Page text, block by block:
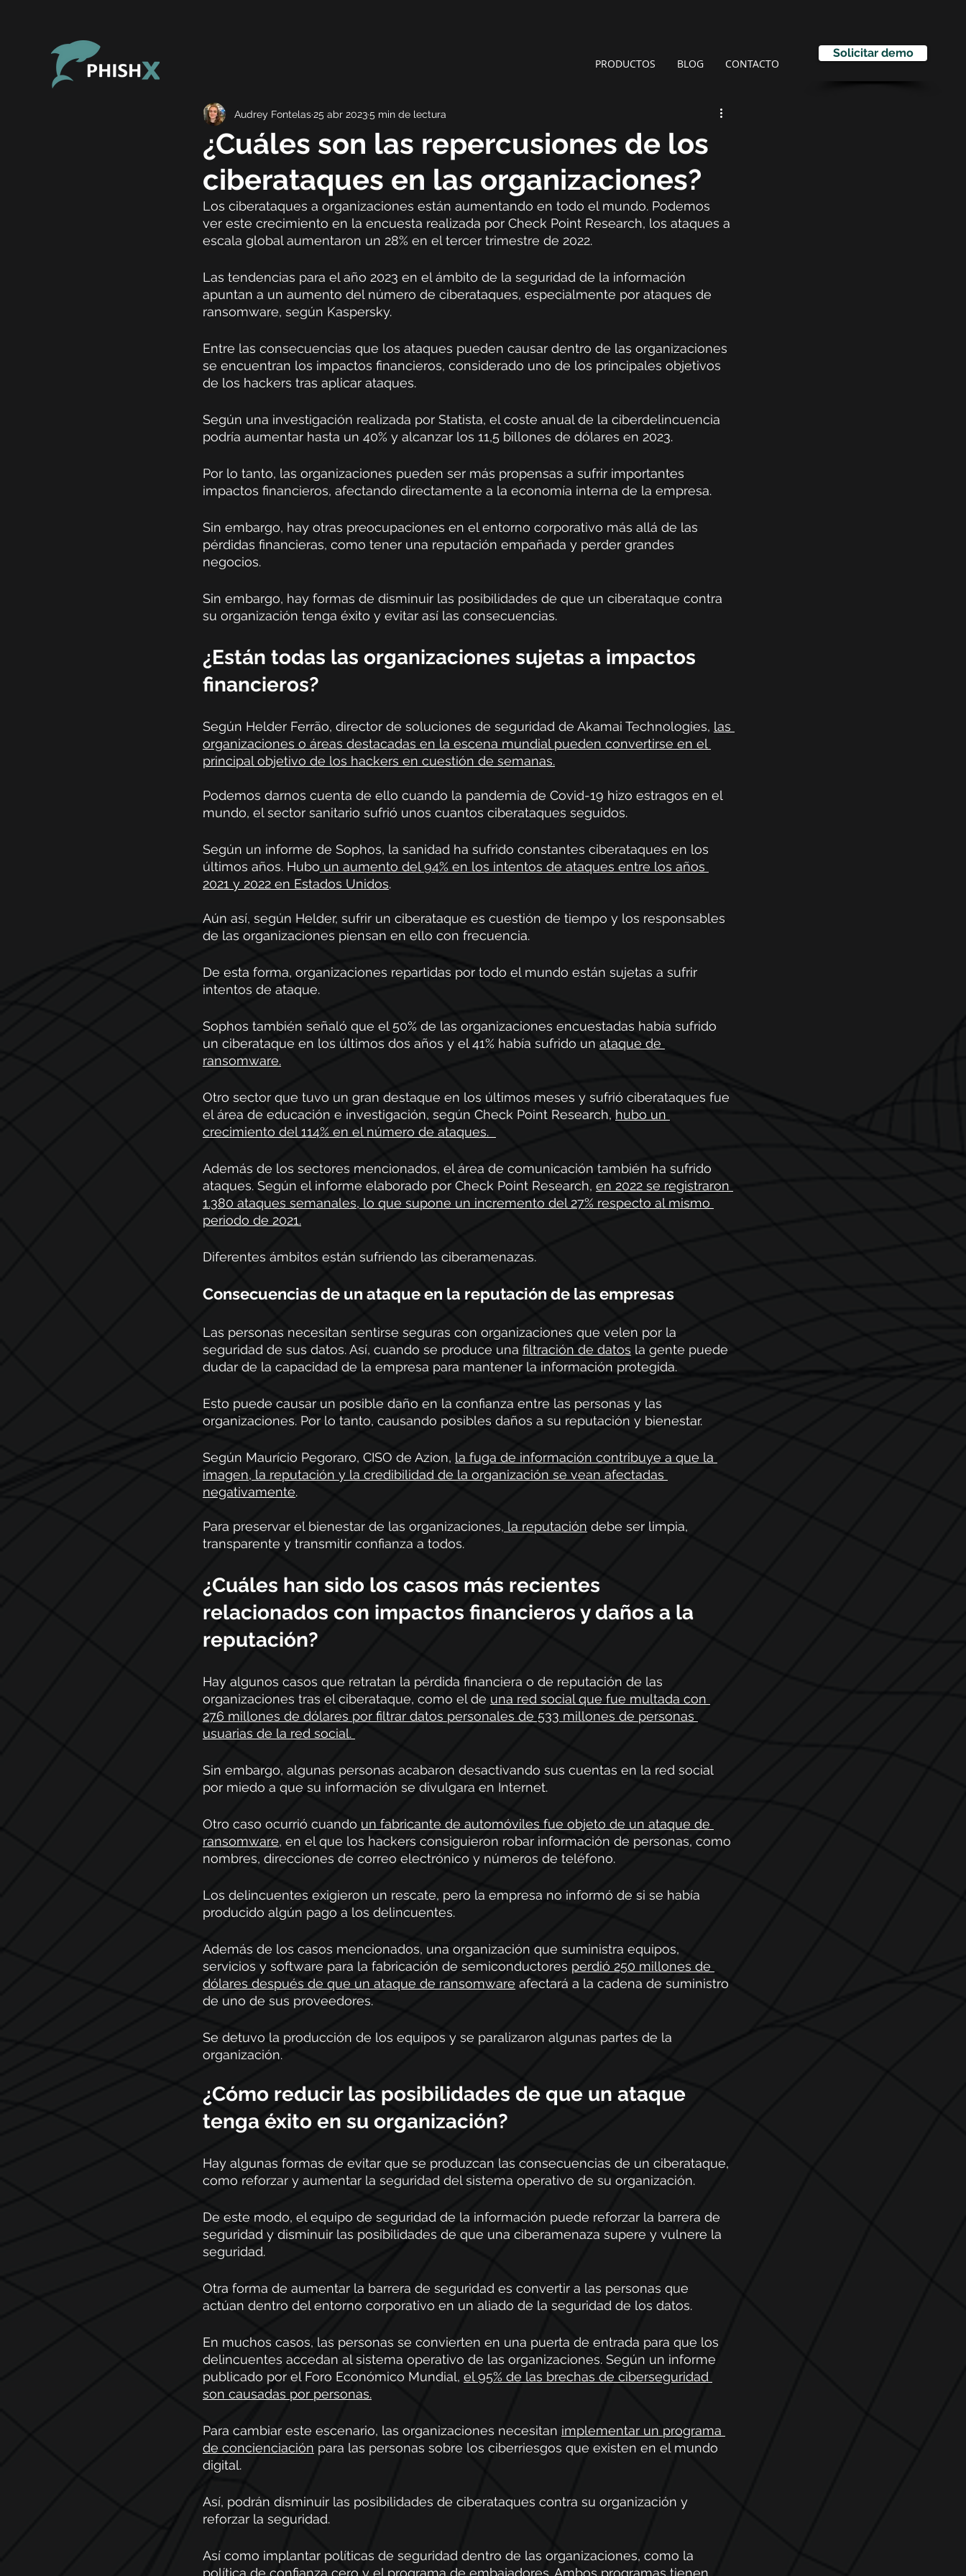
PRODUCTOS BLOG CONTACTO
Solicitar demo
¿Cuáles son las repercusiones de los
ciberataques en las organizaciones?
Audrey Fontelas25 abr 20235 min de lectura
Los ciberataques a organizaciones están aumentando en todo el mundo. Podemos
ver este crecimiento en la encuesta realizada por Check Point Research, los ataques a
escala global aumentaron un 28% en el tercer trimestre de 2022.
Las tendencias para el año 2023 en el ámbito de la seguridad de la información
apuntan a un aumento del número de ciberataques, especialmente por ataques de
ransomware, según Kaspersky.
Entre las consecuencias que los ataques pueden causar dentro de las organizaciones
se encuentran los impactos financieros, considerado uno de los principales objetivos
de los hackers tras aplicar ataques.
Según una investigación realizada por Statista, el coste anual de la ciberdelincuencia
podría aumentar hasta un 40% y alcanzar los 11,5 billones de dólares en 2023.
Por lo tanto, las organizaciones pueden ser más propensas a sufrir importantes
impactos financieros, afectando directamente a la economía interna de la empresa.
Sin embargo, hay otras preocupaciones en el entorno corporativo más allá de las
pérdidas financieras, como tener una reputación empañada y perder grandes
negocios.
Sin embargo, hay formas de disminuir las posibilidades de que un ciberataque contra
su organización tenga éxito y evitar así las consecuencias.
¿Están todas las organizaciones sujetas a impactos
financieros?
Según Helder Ferrão, director de soluciones de seguridad de Akamai Technologies, las
organizaciones o áreas destacadas en la escena mundial pueden convertirse en el
principal objetivo de los hackers en cuestión de semanas.
Podemos darnos cuenta de ello cuando la pandemia de Covid-19 hizo estragos en el
mundo, el sector sanitario sufrió unos cuantos ciberataques seguidos.
Según un informe de Sophos, la sanidad ha sufrido constantes ciberataques en los
últimos años. Hubo un aumento del 94% en los intentos de ataques entre los años
2021 y 2022 en Estados Unidos.
Aún así, según Helder, sufrir un ciberataque es cuestión de tiempo y los responsables
de las organizaciones piensan en ello con frecuencia.
De esta forma, organizaciones repartidas por todo el mundo están sujetas a sufrir
intentos de ataque.
Sophos también señaló que el 50% de las organizaciones encuestadas había sufrido
un ciberataque en los últimos dos años y el 41% había sufrido un ataque de
ransomware.
Otro sector que tuvo un gran destaque en los últimos meses y sufrió ciberataques fue
el área de educación e investigación, según Check Point Research, hubo un
crecimiento del 114% en el número de ataques.
Además de los sectores mencionados, el área de comunicación también ha sufrido
ataques. Según el informe elaborado por Check Point Research, en 2022 se registraron
1.380 ataques semanales, lo que supone un incremento del 27% respecto al mismo
periodo de 2021.
Diferentes ámbitos están sufriendo las ciberamenazas.
Consecuencias de un ataque en la reputación de las empresas
Las personas necesitan sentirse seguras con organizaciones que velen por la
seguridad de sus datos. Así, cuando se produce una filtración de datos la gente puede
dudar de la capacidad de la empresa para mantener la información protegida.
Esto puede causar un posible daño en la confianza entre las personas y las
organizaciones. Por lo tanto, causando posibles daños a su reputación y bienestar.
Según Maurício Pegoraro, CISO de Azion, la fuga de información contribuye a que la
imagen, la reputación y la credibilidad de la organización se vean afectadas
negativamente.
Para preservar el bienestar de las organizaciones, la reputación debe ser limpia,
transparente y transmitir confianza a todos.
¿Cuáles han sido los casos más recientes
relacionados con impactos financieros y daños a la
reputación?
Hay algunos casos que retratan la pérdida financiera o de reputación de las
organizaciones tras el ciberataque, como el de una red social que fue multada con
276 millones de dólares por filtrar datos personales de 533 millones de personas
usuarias de la red social.
Sin embargo, algunas personas acabaron desactivando sus cuentas en la red social
por miedo a que su información se divulgara en Internet.
Otro caso ocurrió cuando un fabricante de automóviles fue objeto de un ataque de
ransomware, en el que los hackers consiguieron robar información de personas, como
nombres, direcciones de correo electrónico y números de teléfono.
Los delincuentes exigieron un rescate, pero la empresa no informó de si se había
producido algún pago a los delincuentes.
Además de los casos mencionados, una organización que suministra equipos,
servicios y software para la fabricación de semiconductores perdió 250 millones de
dólares después de que un ataque de ransomware afectará a la cadena de suministro
de uno de sus proveedores.
Se detuvo la producción de los equipos y se paralizaron algunas partes de la
organización.
¿Cómo reducir las posibilidades de que un ataque
tenga éxito en su organización?
Hay algunas formas de evitar que se produzcan las consecuencias de un ciberataque,
como reforzar y aumentar la seguridad del sistema operativo de su organización.
De este modo, el equipo de seguridad de la información puede reforzar la barrera de
seguridad y disminuir las posibilidades de que una ciberamenaza supere y vulnere la
seguridad.
Otra forma de aumentar la barrera de seguridad es convertir a las personas que
actúan dentro del entorno corporativo en un aliado de la seguridad de los datos.
En muchos casos, las personas se convierten en una puerta de entrada para que los
delincuentes accedan al sistema operativo de las organizaciones. Según un informe
publicado por el Foro Económico Mundial, el 95% de las brechas de ciberseguridad
son causadas por personas.
Para cambiar este escenario, las organizaciones necesitan implementar un programa
de concienciación para las personas sobre los ciberriesgos que existen en el mundo
digital.
Así, podrán disminuir las posibilidades de ciberataques contra su organización y
reforzar la seguridad.
Así como implantar políticas de seguridad dentro de las organizaciones, como la
política de confianza cero y el programa de embajadores . Ambos programas tienen